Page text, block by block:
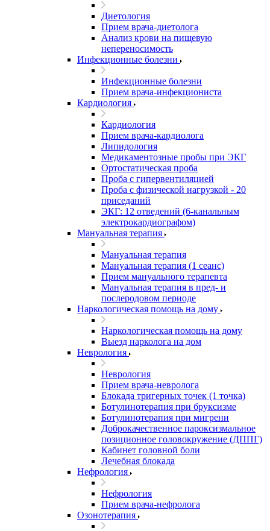
Диетология
Прием врача-диетолога
Анализ крови на пищевую
непереносимость
Инфекционные болезни
Инфекционные болезни
Прием врача-инфекциониста
Кардиология
Кардиология
Прием врача-кардиолога
Липидология
Медикаментозные пробы при ЭКГ
Ортостатическая проба
Проба с гипервентиляцией
Проба с физической нагрузкой - 20
приседаний
ЭКГ: 12 отведений (6-канальным
электрокардиографом)
Мануальная терапия
Мануальная терапия
Мануальная терапия (1 сеанс)
Прием мануального терапевта
Мануальная терапия в пред- и
послеродовом периоде
Наркологическая помощь на дому
Наркологическая помощь на дому
Выезд нарколога на дом
Неврология
Неврология
Прием врача-невролога
Блокада тригерных точек (1 точка)
Ботулинотерапия при бруксизме
Ботулинотерапия при мигрени
Доброкачественное пароксизмальное
позиционное головокружение (ДППГ)
Кабинет головной боли
Лечебная блокада
Нефрология
Нефрология
Прием врача-нефролога
Озонотерапия